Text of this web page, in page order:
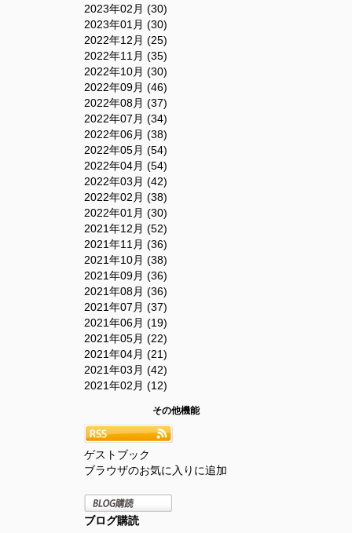
2023年02月 (30)
2023年01月 (30)
2022年12月 (25)
2022年11月 (35)
2022年10月 (30)
2022年09月 (46)
2022年08月 (37)
2022年07月 (34)
2022年06月 (38)
2022年05月 (54)
2022年04月 (54)
2022年03月 (42)
2022年02月 (38)
2022年01月 (30)
2021年12月 (52)
2021年11月 (36)
2021年10月 (38)
2021年09月 (36)
2021年08月 (36)
2021年07月 (37)
2021年06月 (19)
2021年05月 (22)
2021年04月 (21)
2021年03月 (42)
2021年02月 (12)
その他機能
ゲストブック
ブラウザのお気に入りに追加
ブログ購読